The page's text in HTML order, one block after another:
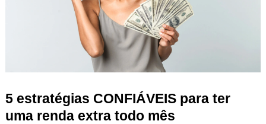
5 estratégias CONFIÁVEIS para ter
uma renda extra todo mês